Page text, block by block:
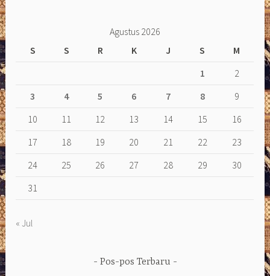
Agustus 2026
S
S R K J S
M
1
2
3
4 5 6 7 8
9
10
11 12 13 14 15
16
17
18 19 20 21 22
23
24
25 26 27 28 29
30
31
« Jul
Pos-pos Terbaru